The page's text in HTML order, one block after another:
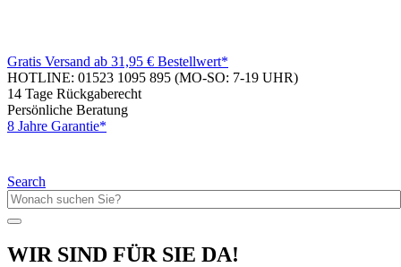
Gratis Versand ab 31,95 € Bestellwert*
HOTLINE: 01523 1095 895 (MO-SO: 7-19 UHR)
14 Tage Rückgaberecht
Persönliche Beratung
8 Jahre Garantie*
Search
WIR SIND FÜR SIE DA!